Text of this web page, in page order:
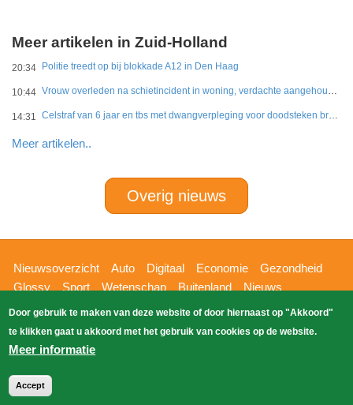
Meer artikelen in Zuid-Holland
20:34 Politie treedt op bij blokkade A12 in Den Haag
10:44 Vrouw overleden na schietincident in woning, verdachte aangehouden
14:31 Celstraf van 6 jaar en tbs met dwangverpleging voor doodsteken broer in Gouda
Meer artikelen..
Overig nieuws
Hoofdnavigatie
Nieuwsoverzicht Auto Digitaal Economie
Gezondheid
Glossy
Sport Wetenschap Buitenland
Nieuws
Bizzpress
Blik op 112 Provincies
Weekoverzicht
Zoeken
Copyright Blik Op Nieuws 2026gehost
Door gebruik te maken van deze website of door hiernaast op "Akkoord"
te klikken gaat u akkoord met het gebruik van cookies op de website.
Meer informatie
Accept